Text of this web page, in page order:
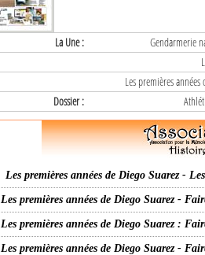
La Une :
Gendarmerie
Les premières
Dossier :
Les premières années de Diego Suarez -
Les premières années de Diego Suarez -
Les premières années de Diego Suarez :
Les premières années de Diego Suarez -